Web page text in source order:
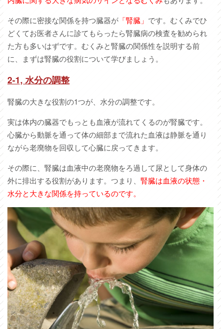
その際に密接な関係を持つ臓器が 「腎臓」 です。むくみでひ
どくてお医者さんに診てもらったら腎臓病の検査を勧められ
た方も多いはずです。むくみと腎臓の関係性を説明する前
に、まずは腎臓の役割について学びましょう。
2-1, 水分の調整
腎臓の大きな役割の1つが、水分の調整です。
実は体内の臓器でもっとも血液が流れてくるのが腎臓です。
心臓から動脈を通って体の細部まで流れた血液は静脈を通り
ながら老廃物を回収して心臓に戻ってきます。
その際に、腎臓は血液中の老廃物をろ過して尿として身体の
外に排出する役割があります。つまり、 腎臓は血液の状態・
水分と大きな関係を持っているのです。